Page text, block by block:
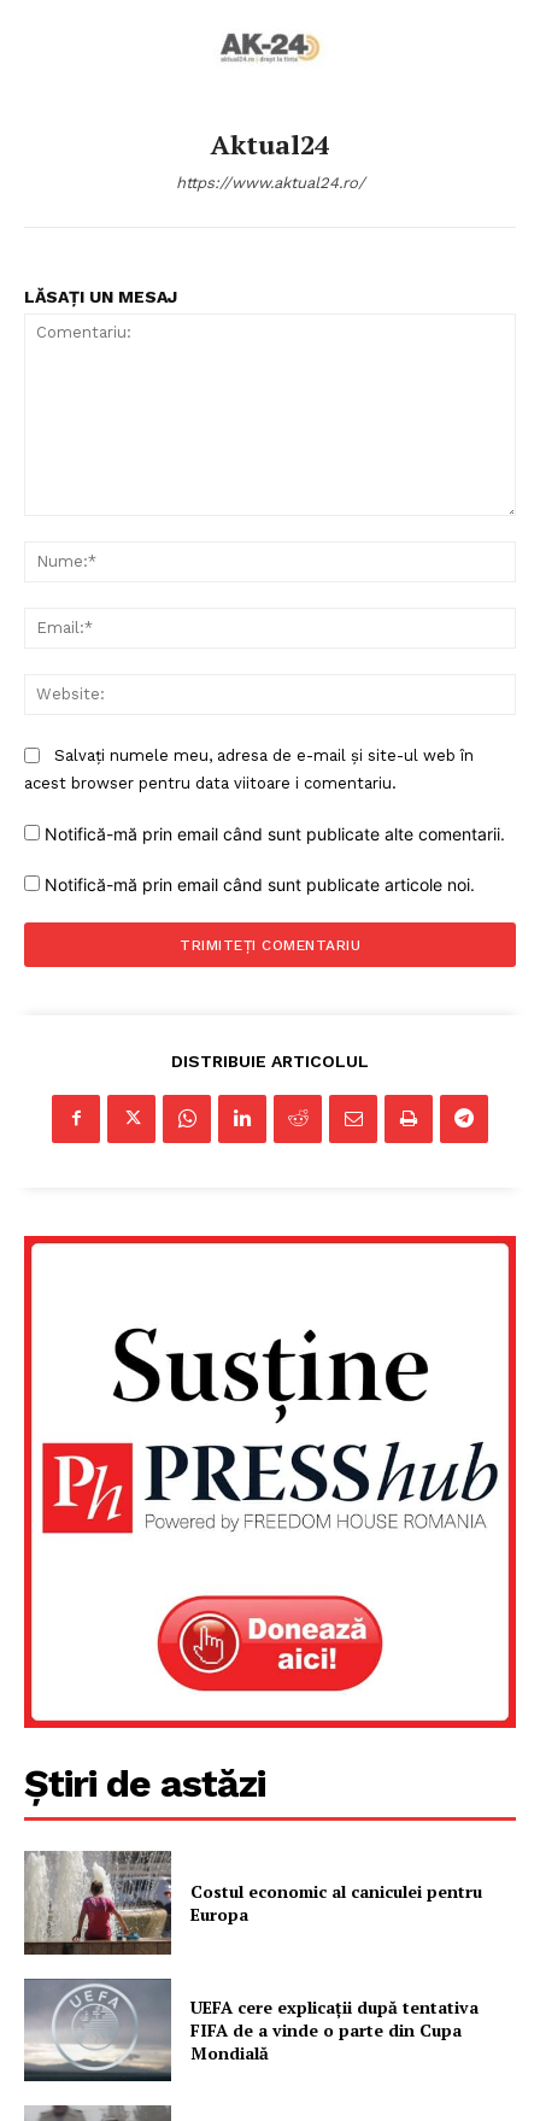
Un proiect
FREEDOM HOUSE ROMÂNIA
PRESShub
Proiecte editoriale
Rețea
Contact
Aktual24
https://www.aktual24.ro/
LĂSAȚI UN MESAJ
Salvați numele meu, adresa de e-mail și site-ul web în
acest browser pentru data viitoare i comentariu.
Notifică-mă prin email când sunt publicate alte comentarii.
Notifică-mă prin email când sunt publicate articole noi.
DISTRIBUIE ARTICOLUL
Știri de astăzi
Costul economic al caniculei pentru
Europa
UEFA cere explicații după tentativa
FIFA de a vinde o parte din Cupa
Mondială